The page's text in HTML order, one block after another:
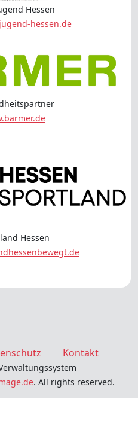
Hessen
hessen.de
Hessen
Kontakt
. All rights reserved.